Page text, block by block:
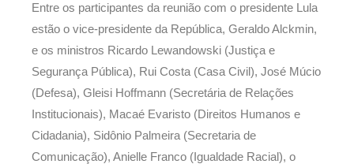
Entre os participantes da reunião com o presidente Lula
estão o vice-presidente da República, Geraldo Alckmin,
e os ministros Ricardo Lewandowski (Justiça e
Segurança Pública), Rui Costa (Casa Civil), José Múcio
(Defesa), Gleisi Hoffmann (Secretária de Relações
Institucionais), Macaé Evaristo (Direitos Humanos e
Cidadania), Sidônio Palmeira (Secretaria de
Comunicação), Anielle Franco (Igualdade Racial), o